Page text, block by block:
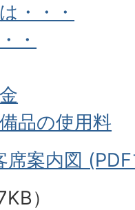
・・・
・
品の使用料
席案内図
）